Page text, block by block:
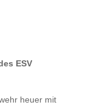
ESV
heuer mit